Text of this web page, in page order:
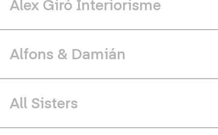
Àlex Giró Interiorisme
Alfons & Damián
All Sisters